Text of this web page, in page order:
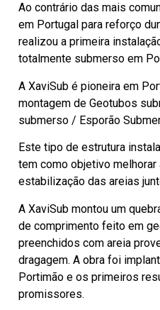
Ao contrário das mais
em Portugal para reforço
realizou a primeira
totalmente submerso em
A XaviSub é pioneira em
montagem de Geotubos
submerso / Esporão
Este tipo de estrutura
tem como objetivo
estabilização das areias
A XaviSub montou um
de comprimento feito em
preenchidos com areia
dragagem. A obra foi
Portimão e os primeiros
promissores.